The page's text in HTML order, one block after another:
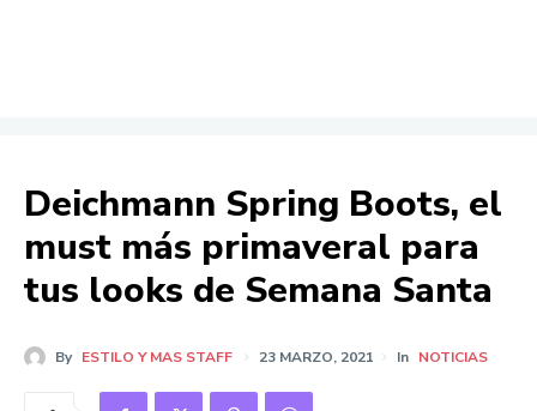
Deichmann Spring Boots, el
must más primaveral para
tus looks de Semana Santa
By ESTILO Y MAS STAFF 23 MARZO, 2021 In NOTICIAS